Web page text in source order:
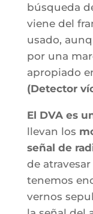
búsqueda
viene del
usado,
por una
apropiado
(Detector
El DVA es
llevan los
señal de
de
tenemos
vernos